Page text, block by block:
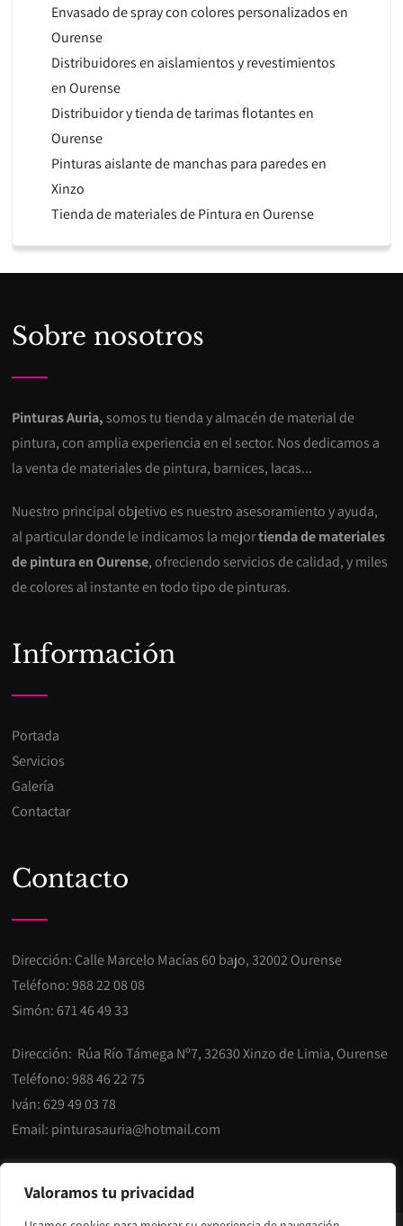
Valoramos tu privacidad
Envasado de spray con colores personalizados en
Ourense
Distribuidores en aislamientos y revestimientos
en Ourense
Distribuidor y tienda de tarimas flotantes en
Ourense
Pinturas aislante de manchas para paredes en
Xinzo
Tienda de materiales de Pintura en Ourense
Sobre nosotros
Pinturas Auria, somos tu tienda y almacén de material de
pintura, con amplia experiencia en el sector. Nos dedicamos a
la venta de materiales de pintura, barnices, lacas...
Nuestro principal objetivo es nuestro asesoramiento y ayuda,
al particular donde le indicamos la mejortienda de materiales
de pintura en Ourense, ofreciendo servicios de calidad, y miles
de colores al instante en todo tipo de pinturas.
Información
Portada
Servicios
Galería
Contactar
Contacto
Dirección: Calle Marcelo Macías 60 bajo, 32002 Ourense
Teléfono:988 22 08 08
Simón:671 46 49 33
Dirección: Rúa Río Támega Nº7, 32630 Xinzo de Limia, Ourense
Teléfono:988 46 22 75
Iván:629 49 03 78
Email: pinturasauria@hotmail.com